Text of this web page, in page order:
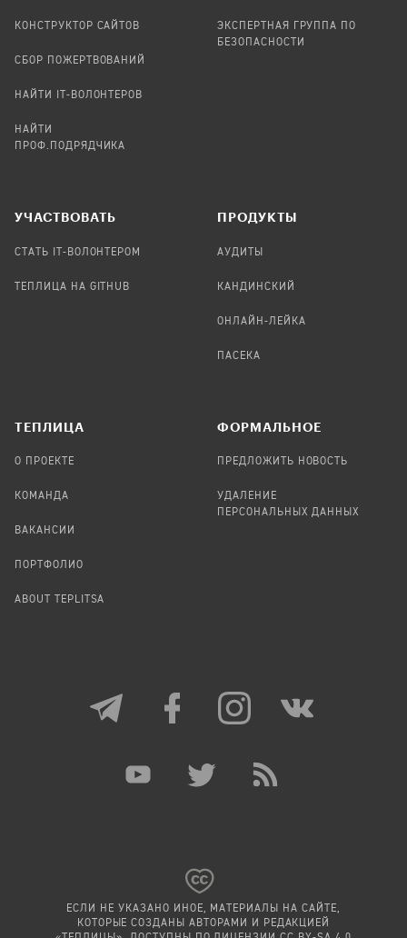
КОНСТРУКТОР САЙТОВ
СБОР ПОЖЕРТВОВАНИЙ
НАЙТИ IT-ВОЛОНТЕРОВ
НАЙТИ
ПРОФ.ПОДРЯДЧИКА
ЭКСПЕРТНАЯ ГРУППА ПО
БЕЗОПАСНОСТИ
УЧАСТВОВАТЬ
СТАТЬ IT-ВОЛОНТЕРОМ
ТЕПЛИЦА НА GITHUB
ПРОДУКТЫ
АУДИТЫ
КАНДИНСКИЙ
ОНЛАЙН-ЛЕЙКА
ПАСЕКА
TЕПЛИЦА
О ПРОЕКТЕ
КОМАНДА
ВАКАНСИИ
ПОРТФОЛИО
ABOUT TEPLITSA
ФОРМАЛЬНОЕ
ПРЕДЛОЖИТЬ НОВОСТЬ
УДАЛЕНИЕ
ПЕРСОНАЛЬНЫХ ДАННЫХ
ЕСЛИ НЕ УКАЗАНО ИНОЕ, МАТЕРИАЛЫ НА САЙТЕ,
КОТОРЫЕ СОЗДАНЫ АВТОРАМИ И РЕДАКЦИЕЙ